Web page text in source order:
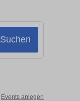
Suchen
Events anlegen